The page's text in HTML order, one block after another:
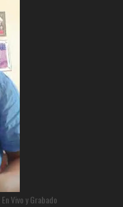
Vivo y Grabado